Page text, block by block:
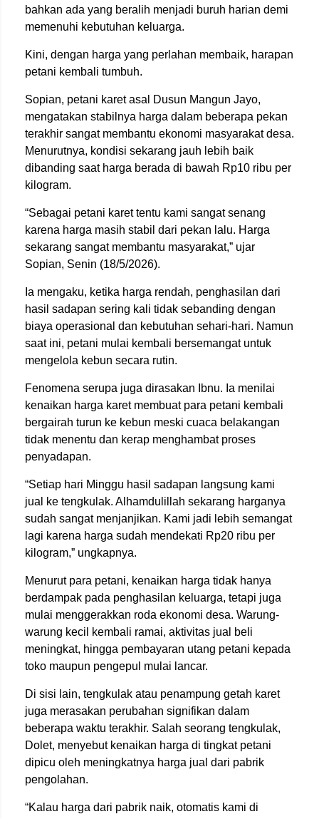
bahkan ada yang beralih menjadi buruh harian demi
memenuhi kebutuhan keluarga.
Kini, dengan harga yang perlahan membaik, harapan
petani kembali tumbuh.
Sopian, petani karet asal Dusun Mangun Jayo,
mengatakan stabilnya harga dalam beberapa pekan
terakhir sangat membantu ekonomi masyarakat desa.
Menurutnya, kondisi sekarang jauh lebih baik
dibanding saat harga berada di bawah Rp10 ribu per
kilogram.
“Sebagai petani karet tentu kami sangat senang
karena harga masih stabil dari pekan lalu. Harga
sekarang sangat membantu masyarakat,” ujar
Sopian, Senin (18/5/2026).
Ia mengaku, ketika harga rendah, penghasilan dari
hasil sadapan sering kali tidak sebanding dengan
biaya operasional dan kebutuhan sehari-hari. Namun
saat ini, petani mulai kembali bersemangat untuk
mengelola kebun secara rutin.
Fenomena serupa juga dirasakan Ibnu. Ia menilai
kenaikan harga karet membuat para petani kembali
bergairah turun ke kebun meski cuaca belakangan
tidak menentu dan kerap menghambat proses
penyadapan.
“Setiap hari Minggu hasil sadapan langsung kami
jual ke tengkulak. Alhamdulillah sekarang harganya
sudah sangat menjanjikan. Kami jadi lebih semangat
lagi karena harga sudah mendekati Rp20 ribu per
kilogram,” ungkapnya.
Menurut para petani, kenaikan harga tidak hanya
berdampak pada penghasilan keluarga, tetapi juga
mulai menggerakkan roda ekonomi desa. Warung-
warung kecil kembali ramai, aktivitas jual beli
meningkat, hingga pembayaran utang petani kepada
toko maupun pengepul mulai lancar.
Di sisi lain, tengkulak atau penampung getah karet
juga merasakan perubahan signifikan dalam
beberapa waktu terakhir. Salah seorang tengkulak,
Dolet, menyebut kenaikan harga di tingkat petani
dipicu oleh meningkatnya harga jual dari pabrik
pengolahan.
“Kalau harga dari pabrik naik, otomatis kami di